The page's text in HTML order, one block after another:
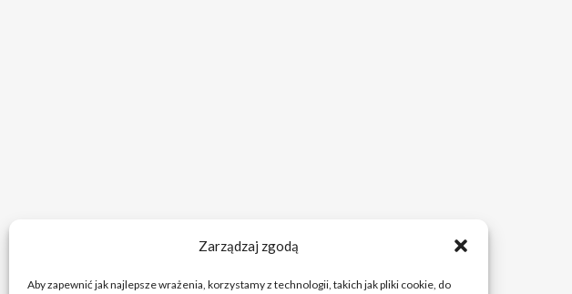
Zarządzaj zgodą
Aby zapewnić jak najlepsze wrażenia, korzystamy z technologii, takich jak pliki cookie, do